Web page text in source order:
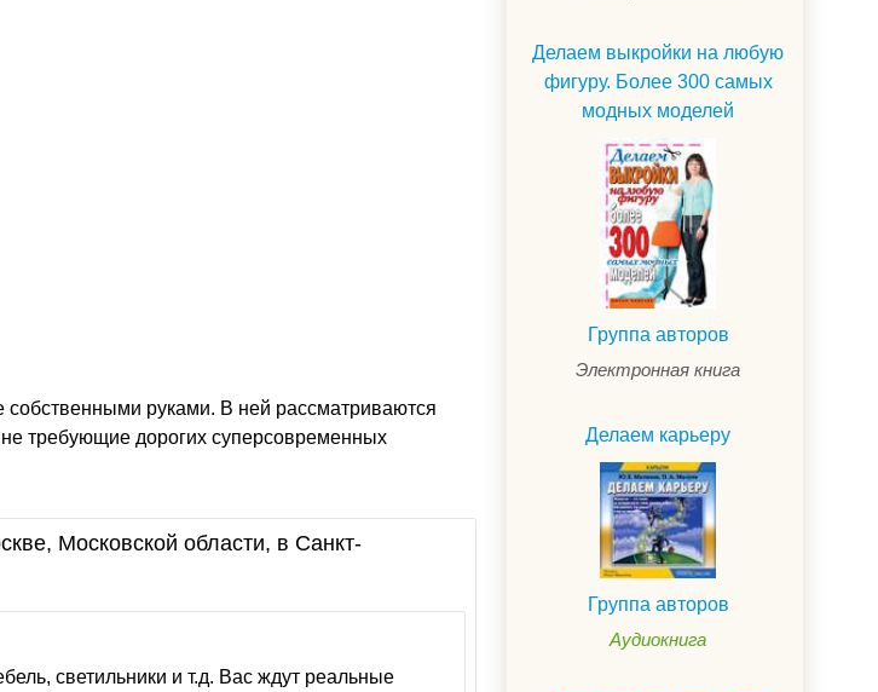
руками. В ней рассматриваются
требующие дорогих суперсовременных
Московской области, в Санкт-
светильники и т.д. Вас ждут реальные
Делаем выкройки на любую
фигуру. Более 300 самых
модных моделей
Группа авторов
Электронная книга
Делаем карьеру
Группа авторов
Аудиокнига